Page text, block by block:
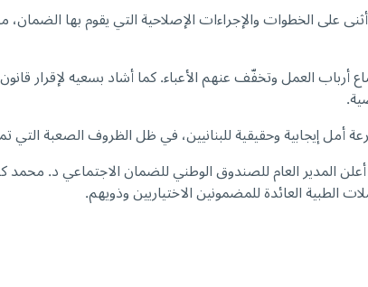
على الخطوات والإجراءات الإصلاحية التي يقوم بها
العمل وتخفّف عنهم الأعباء. كما أشاد بسعيه لإقرار
إيجابية وحقيقية للبنانيين، في ظل الظروف الصعبة التي تمر
المدير العام للصندوق الوطني للضمان الاجتماعي د. محمد